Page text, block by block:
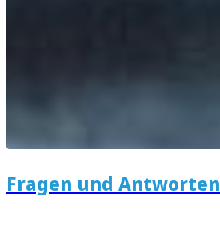
Fragen und Antworten